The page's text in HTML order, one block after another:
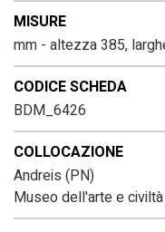
MISURE
mm - altezza 385,
CODICE SCHEDA
BDM_6426
COLLOCAZIONE
Andreis (PN)
Museo dell'arte e